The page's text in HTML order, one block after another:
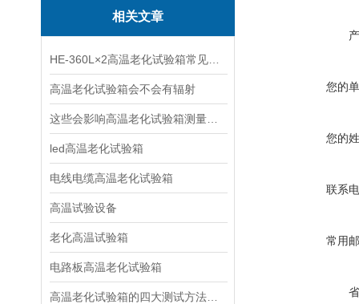
相关文章
高温老化试验箱会不会有辐射
led高温老化试验箱
电线电缆高温老化试验箱
高温试验设备
老化高温试验箱
电路板高温老化试验箱
您的
您的
联系
常用